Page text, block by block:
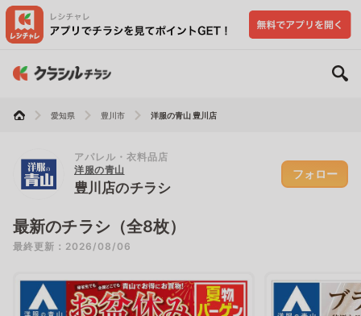
愛知県 豊川市 洋服の青山 豊川店
アパレル・衣料品店
洋服の青山
豊川店のチラシ
フォロー
最新のチラシ（全8枚）
最終更新：2026/08/06